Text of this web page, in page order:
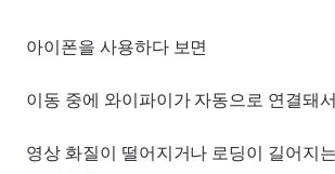
아이폰을 사용하다 보면
이동 중에 와이파이가 자동으로 연결돼서
영상 화질이 떨어지거나 로딩이 길어지